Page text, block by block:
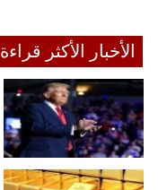
الأخبار الأكثر قراءة